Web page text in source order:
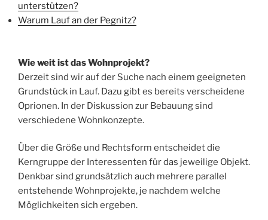
unterstützen?
Warum Lauf an der Pegnitz?
Wie weit ist das Wohnprojekt?
Derzeit sind wir auf der Suche nach einem geeigneten
Grundstück in Lauf. Dazu gibt es bereits verscheidene
Oprionen. In der Diskussion zur Bebauung sind
verschiedene Wohnkonzepte.
Über die Größe und Rechtsform entscheidet die
Kerngruppe der Interessenten für das jeweilige Objekt.
Denkbar sind grundsätzlich auch mehrere parallel
entstehende Wohnprojekte, je nachdem welche
Möglichkeiten sich ergeben.